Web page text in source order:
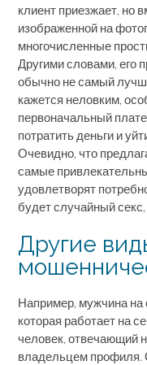
клиент приезжает, но
изображенной на
многочисленные
Другими словами, его
обычно не самый
кажется неловким,
первоначальный
потратить деньги и
Очевидно, что
самые
удовлетворят
будет случайный
Другие
Например, мужчина
которая работает на
человек, отвечающий
владельцем профиля.